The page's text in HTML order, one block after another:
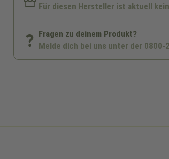
Für diesen Hersteller ist aktuell
Fragen zu deinem Produkt?
Melde dich bei uns unter der 0800-